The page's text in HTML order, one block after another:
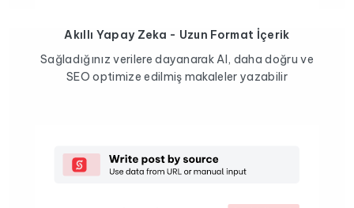
Akıllı Yapay Zeka - Uzun Format İçerik
Sağladığınız verilere dayanarak AI, daha doğru ve
SEO optimize edilmiş makaleler yazabilir